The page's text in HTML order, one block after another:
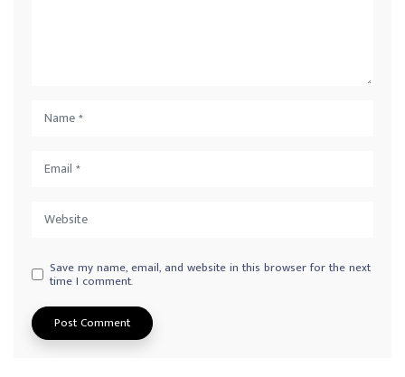
Save my name, email, and website in this browser for the next
time I comment.